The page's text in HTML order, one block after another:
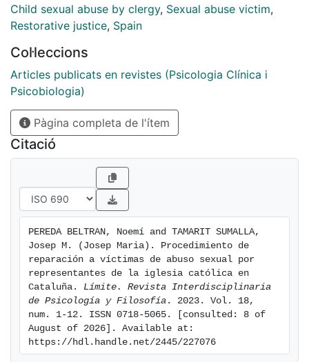
complementaria de la Iglesia, se presentan las
características de los abusos, el victimario, el silencio
psicosociales y el impacto en el contexto familiar, así
como las demandas de reparación de 13 casos (10
varones y 2 mujeres) que comparecieron en la
Comisión y que tenían entre 5 y 17 años en el
momento en que se cometieron los abusos. Los
resultados muestran lo que ha venido obteniéndose en
otros estudios internacionales previos respecto a la
violación de la confianza de la víctima y su familia por
parte del victimario, que actuó con total impunidad
dentro de la institución, las graves consecuencias de
familiares, el mantenimiento del secreto por parte de
la institución, y la necesidad de reparación moral que
la Iglesia española, en general, no ha asumido ni
facilitado.
Child sexual abuse by clergy, Sexual abuse victim,
Restorative justice, Spain
Col·leccions
Articles publicats en revistes (Psicologia Clínica i
Psicobiologia)
Pàgina completa de l'ítem
Citació
PEREDA BELTRAN, Noemí and TAMARIT SUMALLA,
Josep M. (Josep Maria). Procedimiento de
reparación a víctimas de abuso sexual por
representantes de la iglesia católica en
Cataluña. Límite. Revista Interdisciplinaria
de Psicología y Filosofía . 2023. Vol. 18,
num. 1-12. ISSN 0718-5065. [consulted: 8 of
August of 2026]. Available at:
https://hdl.handle.net/2445/227076